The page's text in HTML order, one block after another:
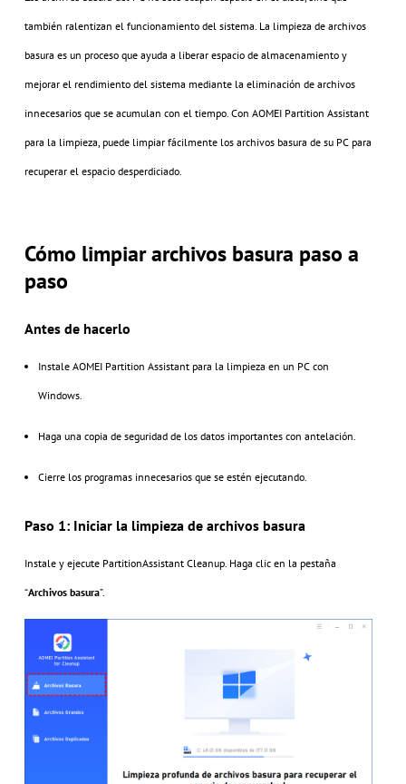
también ralentizan el funcionamiento del sistema. La limpieza de archivos
basura es un proceso que ayuda a liberar espacio de almacenamiento y
mejorar el rendimiento del sistema mediante la eliminación de archivos
innecesarios que se acumulan con el tiempo. Con AOMEI Partition Assistant
para la limpieza, puede limpiar fácilmente los archivos basura de su PC para
recuperar el espacio desperdiciado.
Cómo limpiar archivos basura paso a
paso
Antes de hacerlo
Instale AOMEI Partition Assistant para la limpieza en un PC con
Windows.
Haga una copia de seguridad de los datos importantes con antelación.
Cierre los programas innecesarios que se estén ejecutando.
Paso 1: Iniciar la limpieza de archivos basura
Instale y ejecute PartitionAssistant Cleanup. Haga clic en la pestaña
“Archivos basura”.